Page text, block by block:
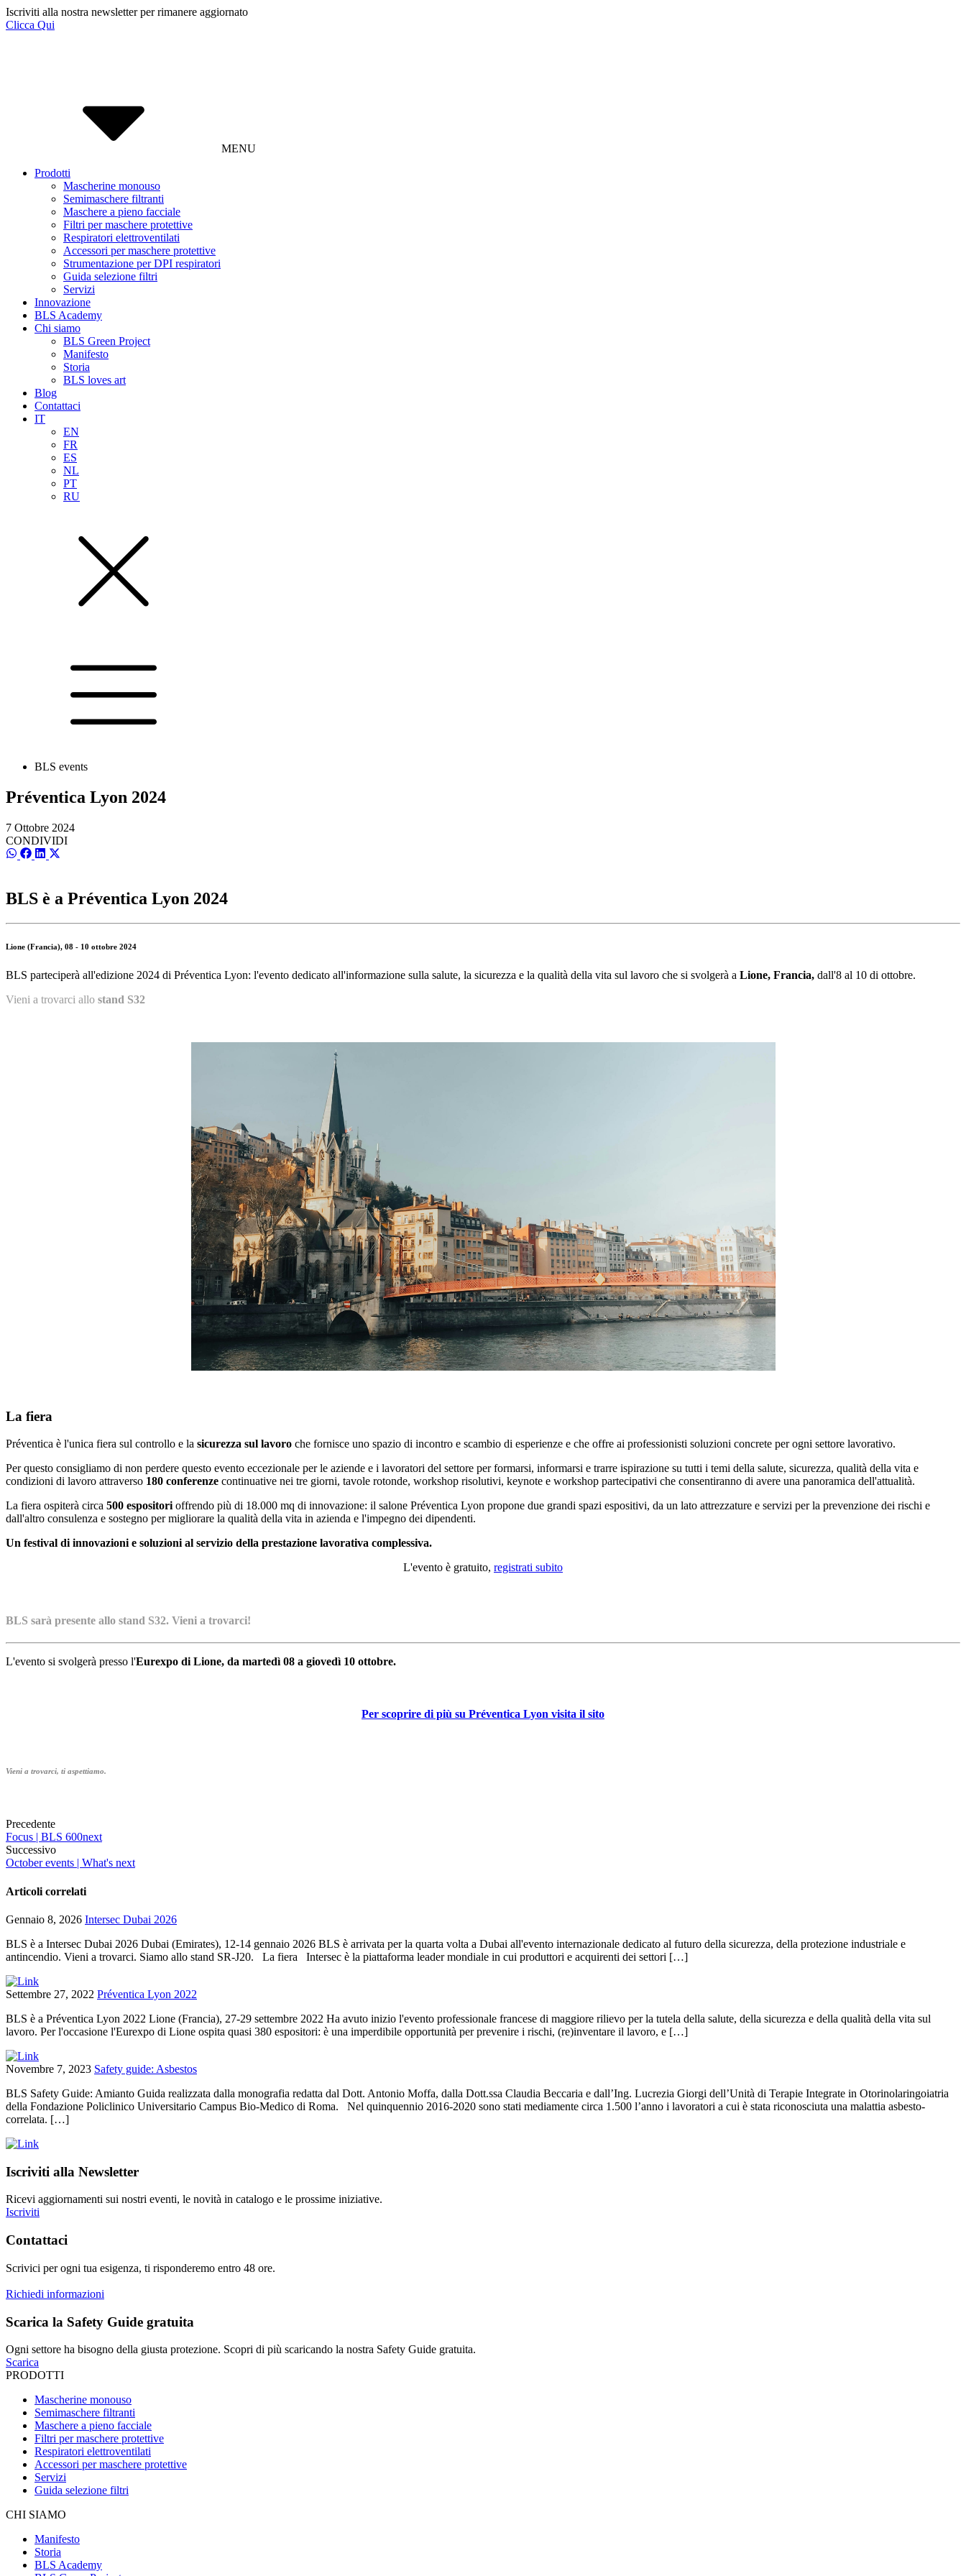
Iscriviti alla nostra newsletter per rimanere aggiornato
Clicca Qui
MENU
Prodotti
Mascherine monouso
Semimaschere filtranti
Maschere a pieno facciale
Filtri per maschere protettive
Respiratori elettroventilati
Accessori per maschere protettive
Strumentazione per DPI respiratori
Guida selezione filtri
Servizi
Innovazione
BLS Academy
Chi siamo
BLS Green Project
Manifesto
Storia
BLS loves art
Blog
Contattaci
IT
EN
FR
ES
NL
PT
RU
BLS events
Préventica Lyon 2024
7 Ottobre 2024
CONDIVIDI
SCondividi
SCondividi
SCondividi
(Twitter)
BLS è a Préventica Lyon 2024
Lione (Francia), 08 - 10 ottobre 2024
BLS parteciperà all'edizione 2024 di Préventica Lyon: l'evento dedicato all'informazione sulla salute, la sicurezza e la qualità della vita sul lavoro che si svolgerà a Lione, Francia, dall'8 al 10 di ottobre.
Vieni a trovarci allo stand S32
La fiera
Préventica è l'unica fiera sul controllo e la sicurezza sul lavoro che fornisce uno spazio di incontro e scambio di esperienze e che offre ai professionisti soluzioni concrete per ogni settore lavorativo.
Per questo consigliamo di non perdere questo evento eccezionale per le aziende e i lavoratori del settore per formarsi, informarsi e trarre ispirazione su tutti i temi della salute, sicurezza, qualità della vita e
condizioni di lavoro attraverso 180 conferenze continuative nei tre giorni, tavole rotonde, workshop risolutivi, keynote e workshop partecipativi che consentiranno di avere una panoramica dell'attualità.
La fiera ospiterà circa 500 espositorioffrendo più di 18.000 mq di innovazione: il salone Préventica Lyon propone due grandi spazi espositivi, da un lato attrezzature e servizi per la prevenzione dei rischi e
dall'altro consulenza e sostegno per migliorare la qualità della vita in azienda e l'impegno dei dipendenti.
Un festival di innovazioni e soluzioni al servizio della prestazione lavorativa complessiva.
L'evento è gratuito, registrati subito
BLS sarà presente allo stand S32. Vieni a trovarci!
L'evento si svolgerà presso l'Eurexpo di Lione, da martedì 08 a giovedì 10 ottobre.
Per scoprire di più su Préventica Lyon visita il sito
Vieni a trovarci, ti aspettiamo.
Precedente
Focus | BLS 600next
Successivo
October events | What's next
Articoli correlati
Gennaio 8, 2026 Intersec Dubai 2026
BLS è a Intersec Dubai 2026 Dubai (Emirates), 12-14 gennaio 2026 BLS è arrivata per la quarta volta a Dubai all'evento internazionale dedicato al futuro della sicurezza, della protezione industriale e
antincendio. Vieni a trovarci. Siamo allo stand SR-J20. La fiera Intersec è la piattaforma leader mondiale in cui produttori e acquirenti dei settori […]
Settembre 27, 2022 Préventica Lyon 2022
BLS è a Préventica Lyon 2022 Lione (Francia), 27-29 settembre 2022 Ha avuto inizio l'evento professionale francese di maggiore rilievo per la tutela della salute, della sicurezza e della qualità della vita sul
lavoro. Per l'occasione l'Eurexpo di Lione ospita quasi 380 espositori: è una imperdibile opportunità per prevenire i rischi, (re)inventare il lavoro, e […]
Novembre 7, 2023 Safety guide: Asbestos
BLS Safety Guide: Amianto Guida realizzata dalla monografia redatta dal Dott. Antonio Moffa, dalla Dott.ssa Claudia Beccaria e dall’Ing. Lucrezia Giorgi dell’Unità di Terapie Integrate in Otorinolaringoiatria
della Fondazione Policlinico Universitario Campus Bio-Medico di Roma. Nel quinquennio 2016-2020 sono stati mediamente circa 1.500 l’anno i lavoratori a cui è stata riconosciuta una malattia asbesto-
correlata. […]
Iscriviti alla Newsletter
Ricevi aggiornamenti sui nostri eventi, le novità in catalogo e le prossime iniziative.
Iscriviti
Contattaci
Scrivici per ogni tua esigenza, ti risponderemo entro 48 ore.
Richiedi informazioni
Scarica la Safety Guide gratuita
Ogni settore ha bisogno della giusta protezione. Scopri di più scaricando la nostra Safety Guide gratuita.
Scarica
PRODOTTI
Mascherine monouso
Semimaschere filtranti
Maschere a pieno facciale
Filtri per maschere protettive
Respiratori elettroventilati
Accessori per maschere protettive
Servizi
Guida selezione filtri
CHI SIAMO
Manifesto
Storia
BLS Academy